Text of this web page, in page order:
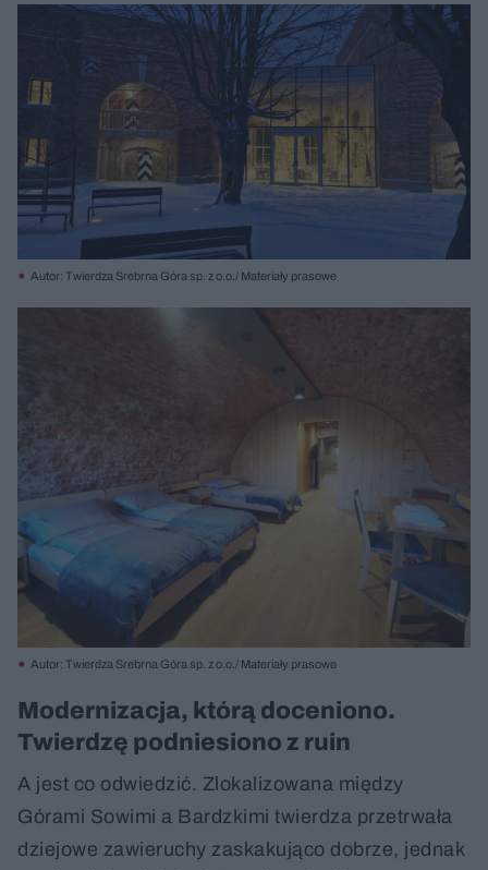
Autor: Twierdza Srebrna Góra sp. z o.o./ Materiały prasowe
Autor: Twierdza Srebrna Góra sp. z o.o./ Materiały prasowe
Modernizacja, którą doceniono.
Twierdzę podniesiono z ruin
A jest co odwiedzić. Zlokalizowana między
Górami Sowimi a Bardzkimi twierdza przetrwała
dziejowe zawieruchy zaskakująco dobrze, jednak